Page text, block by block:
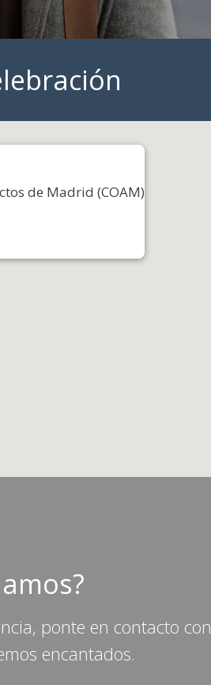
de Madrid (COAM)
ponte en contacto con
encantados.